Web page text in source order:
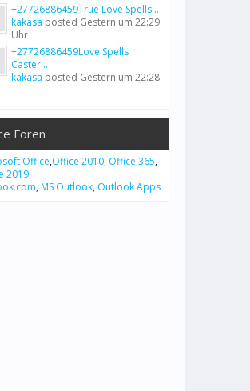
+27726886459True Love Spells...
kakasa posted Gestern um 22:29
Uhr
+27726886459Love Spells
Caster...
kakasa posted Gestern um 22:28
Foren
Office,Office 2010, Office 365,
2019
, MS Outlook, Outlook Apps